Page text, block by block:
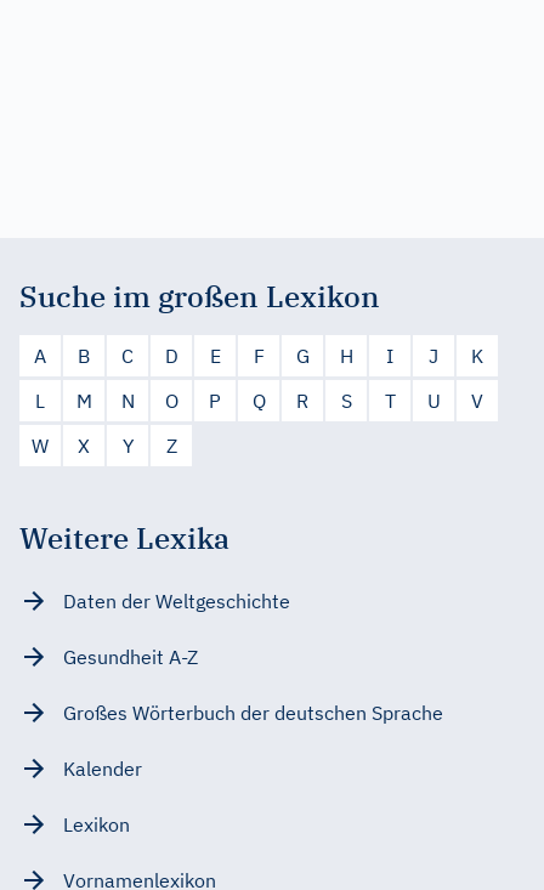
Suche im großen Lexikon
A B C D E F G H I J
K
L
M N O P Q R S T U
V
W
X Y Z
Weitere Lexika
Daten der Weltgeschichte
Gesundheit A-Z
Großes Wörterbuch der deutschen Sprache
Kalender
Lexikon
Vornamenlexikon